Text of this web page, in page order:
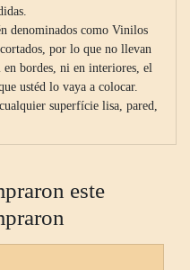
denominados como Vinilos
por lo que no llevan
bordes, ni en interiores, el
ustéd lo vaya a colocar.
superfície lisa, pared,
este